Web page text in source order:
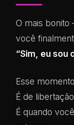
O mais
você
“Sim, eu sou
Esse
É de
É quando